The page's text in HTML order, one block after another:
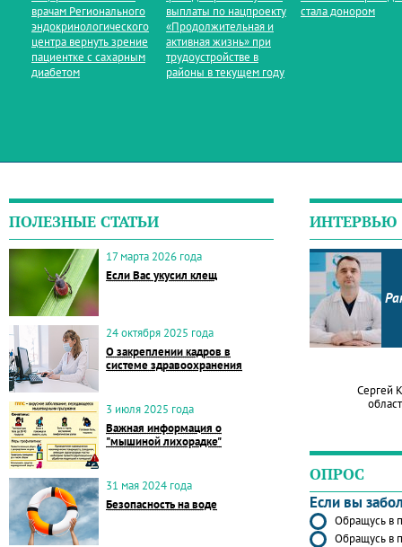
врачам Регионального
эндокринологического
центра вернуть зрение
пациентке с сахарным
диабетом
выплаты по нацпроекту
«Продолжительная и
активная жизнь» при
трудоустройстве в
районы в текущем году
стала донором
ПОЛЕЗНЫЕ СТАТЬИ
17 марта 2026 года
Если Вас укусил клещ
24 октября 2025 года
О закреплении кадров в
системе здравоохранения
3 июля 2025 года
Важная информация о
"мышиной лихорадке"
31 мая 2024 года
Безопасность на воде
ИНТЕРВЬЮ
Сергей
ОПРОС
Если вы
Обращусь в
Обращусь в